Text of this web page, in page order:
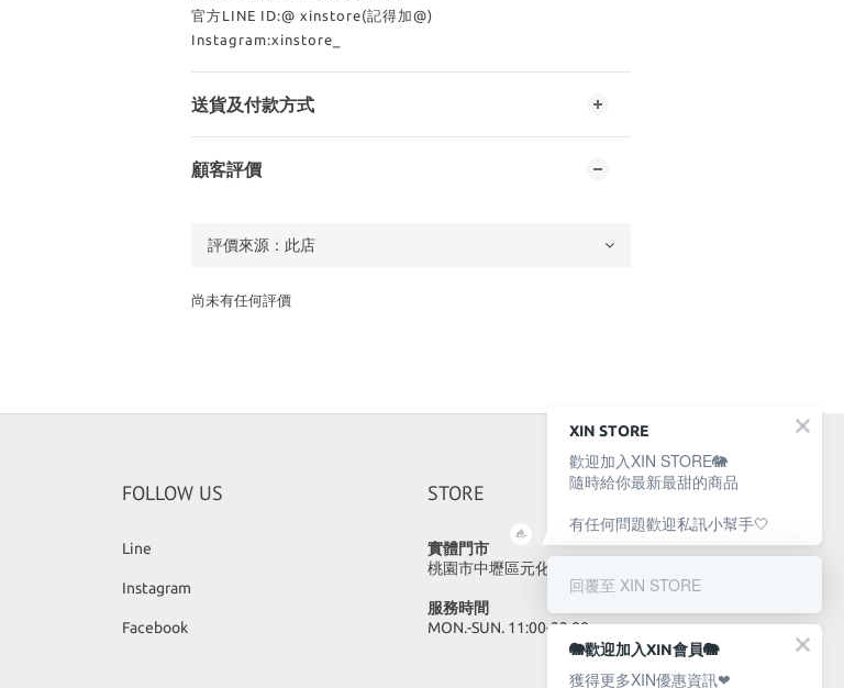
官方LINE ID:@ xinstore(記得加@)
Instagram:xinstore_
送貨及付款方式
顧客評價
尚未有任何評價
FOLLOW US
Line
Instagram
Facebook
STORE
實體門市
桃園市中壢區元化路23號
服務時間
MON.-SUN. 11:00-22:00
XIN STORE
歡迎加入XIN STORE🐘
隨時給你最新最甜的商品
有任何問題歡迎私訊小幫手🤍
回覆至 XIN STORE
🐘歡迎加入XIN會員🐘
獲得更多XIN優惠資訊❤